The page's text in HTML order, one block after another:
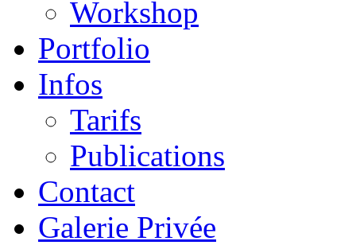
Workshop
Portfolio
Infos
Tarifs
Publications
Contact
Galerie Privée